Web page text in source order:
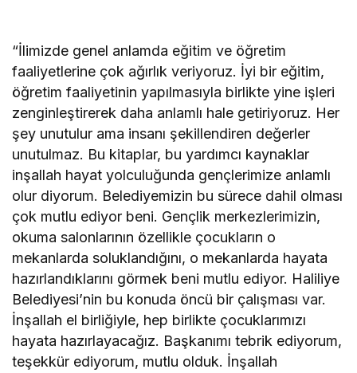
“İlimizde genel anlamda eğitim ve öğretim
faaliyetlerine çok ağırlık veriyoruz. İyi bir eğitim,
öğretim faaliyetinin yapılmasıyla birlikte yine işleri
zenginleştirerek daha anlamlı hale getiriyoruz. Her
şey unutulur ama insanı şekillendiren değerler
unutulmaz. Bu kitaplar, bu yardımcı kaynaklar
inşallah hayat yolculuğunda gençlerimize anlamlı
olur diyorum. Belediyemizin bu sürece dahil olması
çok mutlu ediyor beni. Gençlik merkezlerimizin,
okuma salonlarının özellikle çocukların o
mekanlarda soluklandığını, o mekanlarda hayata
hazırlandıklarını görmek beni mutlu ediyor. Haliliye
Belediyesi’nin bu konuda öncü bir çalışması var.
İnşallah el birliğiyle, hep birlikte çocuklarımızı
hayata hazırlayacağız. Başkanımı tebrik ediyorum,
teşekkür ediyorum, mutlu olduk. İnşallah